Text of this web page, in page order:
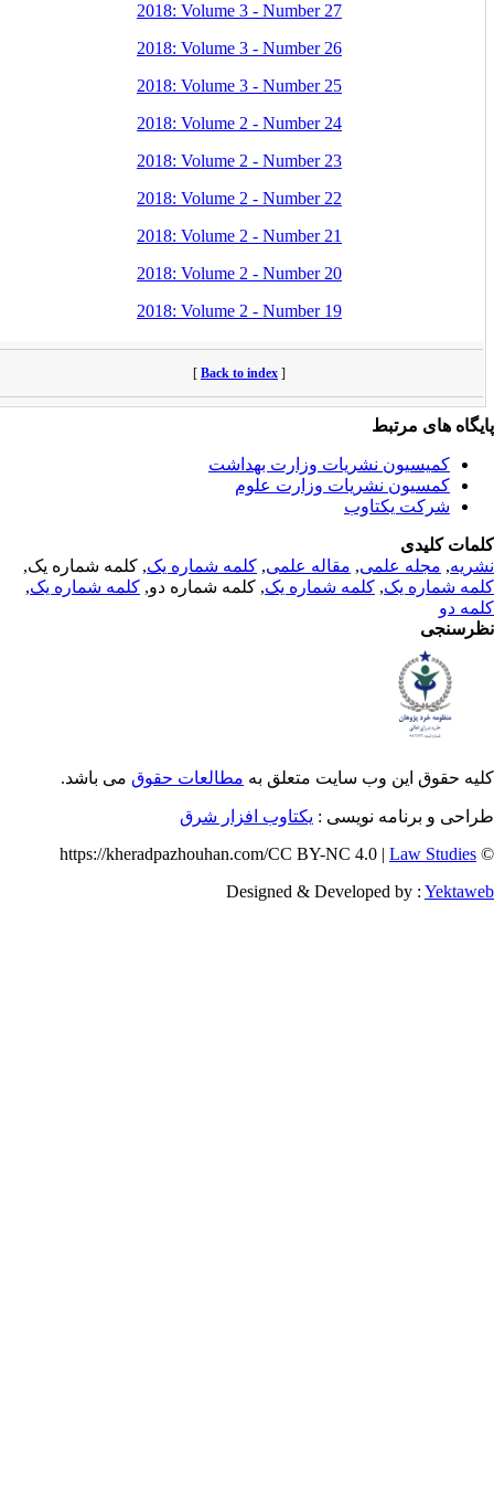
2018: Volume 3 - Number 27
2018: Volume 3 - Number 26
2018: Volume 3 - Number 25
2018: Volume 2 - Number 24
2018: Volume 2 - Number 23
2018: Volume 2 - Number 22
2018: Volume 2 - Number 21
2018: Volume 2 - Number 20
2018: Volume 2 - Number 19
نشریات وزارت بهداشت
نشریات وزارت علوم
,مقاله علمی ,کلمه شماره یک, کلمه شماره یک,
,کلمه شماره یک, کلمه شماره دو,کلمه شماره یک,
وب سایت متعلق بهمطالعات حقوقمی باشد.
نویسی :یکتاوب افزار شرق
Designed &